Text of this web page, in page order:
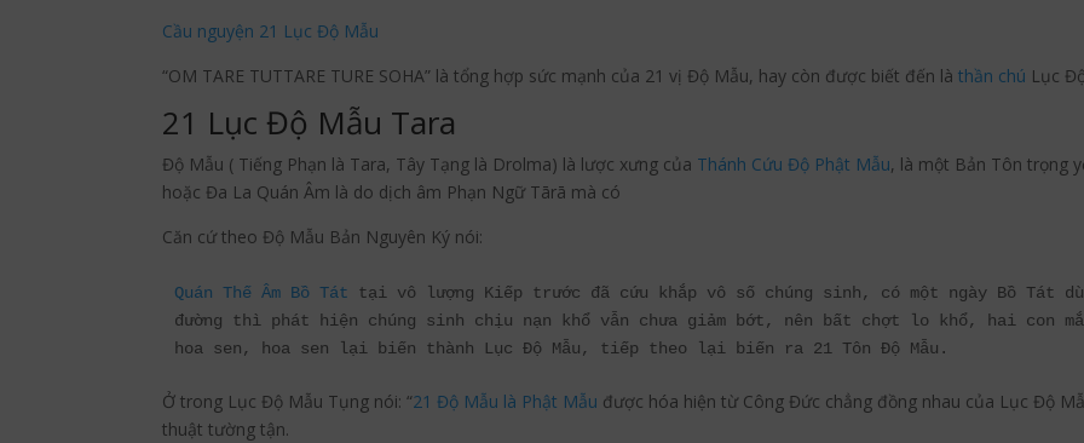
Cầu nguyện 21 Lục Độ Mẫu
“OM TARE TUTTARE TURE SOHA” là tổng hợp sức mạnh của 21 vị Độ Mẫu, hay còn được biết đến làthần chú Lục
21 Lục Độ Mẫu Tara
Độ Mẫu ( Tiếng Phạn là Tara, Tây Tạng là Drolma) là lược xưng của Thánh Cứu Độ Phật Mẫu, là một Bản Tôn trọng
hoặc Đa La Quán Âm là do dịch âm Phạn Ngữ Tārā mà có
Căn cứ theo Độ Mẫu Bản Nguyên Ký nói:
Quán Thế Âm Bồ Tát tại vô lượng Kiếp trước đã cứu khắp vô số chúng sinh, có một ngày Bồ Tát
đường thì phát hiện chúng sinh chịu nạn khổ vẫn chưa giảm bớt, nên bất chợt lo khổ, hai con
hoa sen, hoa sen lại biến thành Lục Độ Mẫu, tiếp theo lại biến ra 21 Tôn Độ Mẫu.
Ở trong Lục Độ Mẫu Tụng nói: “21 Độ Mẫu là Phật Mẫu được hóa hiện từ Công Đức chẳng đồng nhau của Lục Độ
thuật tường tận.